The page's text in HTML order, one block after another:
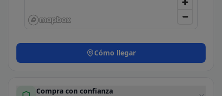
Cómo llegar
Compra con confianza